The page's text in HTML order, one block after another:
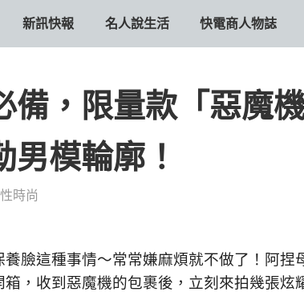
新訊快報 名人說生活 快電商人物誌
備，限量款「惡魔
模輪廓！
時尚
養臉這種事情～常常嫌麻煩就不做了！ 阿捏
， 收到惡魔機的包裹後， 立刻來拍幾張炫